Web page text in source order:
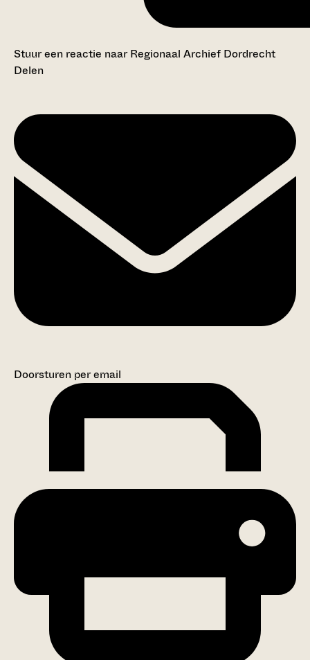
Stuur een reactie naar Regionaal Archief Dordrecht
Delen
Doorsturen per email